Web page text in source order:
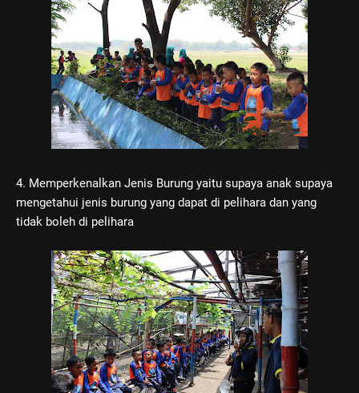
4. Memperkenalkan Jenis Burung yaitu supaya anak supaya
mengetahui jenis burung yang dapat di pelihara dan yang
tidak boleh di pelihara